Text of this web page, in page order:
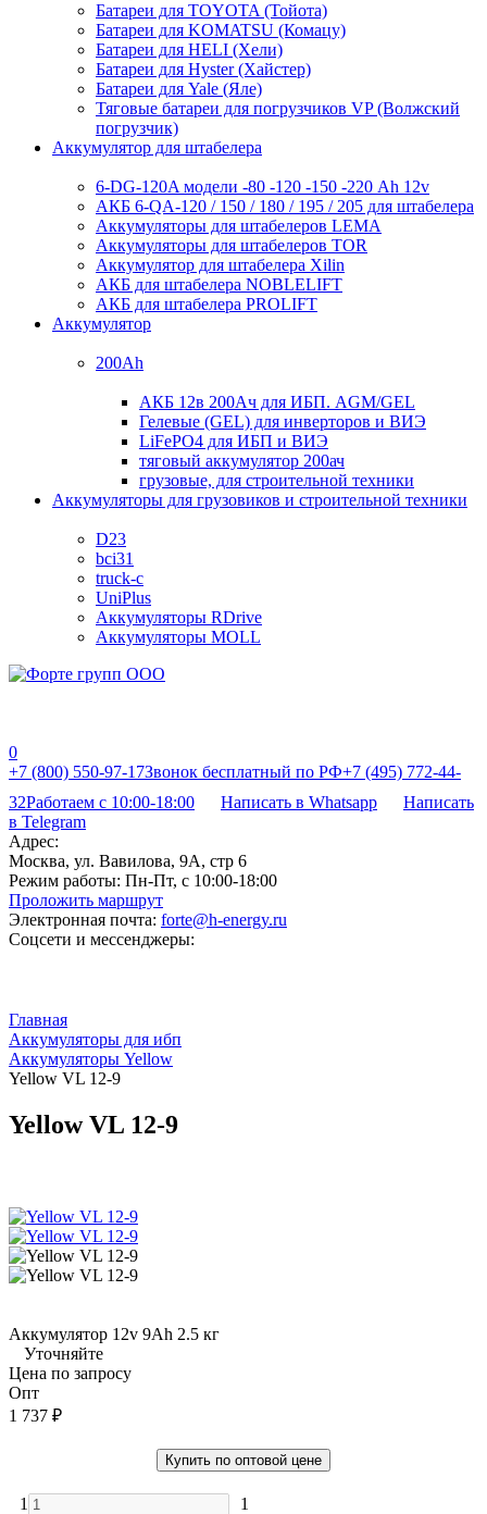
Батареи для TOYOTA (Тойота)
Батареи для KOMATSU (Комацу)
Батареи для HELI (Хели)
Батареи для Hyster (Хайстер)
Батареи для Yale (Яле)
Тяговые батареи для погрузчиков VP (Волжский
погрузчик)
Аккумулятор для штабелера
6-DG-120A модели -80 -120 -150 -220 Ah 12v
АКБ 6-QA-120 / 150 / 180 / 195 / 205 для штабелера
Аккумуляторы для штабелеров LEMA
Аккумуляторы для штабелеров TOR
Аккумулятор для штабелера Xilin
АКБ для штабелера NOBLELIFT
АКБ для штабелера PROLIFT
Аккумулятор
200Ah
АКБ 12в 200Ач для ИБП. AGM/GEL
Гелевые (GEL) для инверторов и ВИЭ
LiFePO4 для ИБП и ВИЭ
тяговый аккумулятор 200ач
грузовые, для строительной техники
Аккумуляторы для грузовиков и строительной техники
D23
bci31
truck-c
UniPlus
Аккумуляторы RDrive
Аккумуляторы MOLL
0
+7 (800) 550-97-17Звонок бесплатный по РФ+7 (495) 772-44-
32Работаем с 10:00-18:00 Написать в Whatsapp
Написать
в Telegram
Адрес:
Москва, ул. Вавилова, 9А, стр 6
Режим работы: Пн-Пт, с 10:00-18:00
Проложить маршрут
Электронная почта: forte@h-energy.ru
Соцсети и мессенджеры:
Главная
Аккумуляторы для ибп
Аккумуляторы Yellow
Yellow VL 12-9
Yellow VL 12-9
Аккумулятор 12v 9Ah 2.5 кг
Уточняйте
Цена по запросу
Опт
1 737 ₽
Купить по оптовой цене
1 1